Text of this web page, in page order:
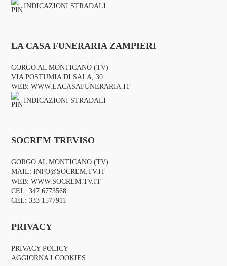
INDICAZIONI STRADALI
LA CASA FUNERARIA ZAMPIERI
GORGO AL MONTICANO (TV)
VIA POSTUMIA DI SALA, 30
WEB:WWW.LACASAFUNERARIA.IT
INDICAZIONI STRADALI
SOCREM TREVISO
GORGO AL MONTICANO (TV)
MAIL:INFO@SOCREM.TV.IT
WEB:WWW.SOCREM.TV.IT
CEL:347 6773568
CEL:333 1577911
PRIVACY
PRIVACY POLICY
AGGIORNA I COOKIES